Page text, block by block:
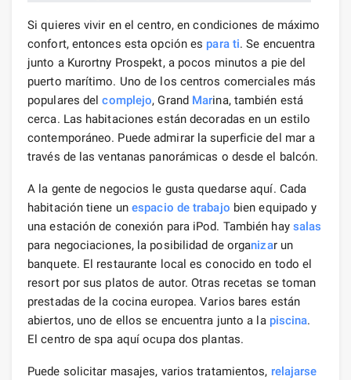
Si quieres vivir en el centro, en condiciones de máximo
confort, entonces esta opción es para ti. Se encuentra
junto a Kurortny Prospekt, a pocos minutos a pie del
puerto marítimo. Uno de los centros comerciales más
populares delcomplejo, Grand Marina, también está
cerca. Las habitaciones están decoradas en un estilo
contemporáneo. Puede admirar la superficie del mar a
través de las ventanas panorámicas o desde el balcón.
A la gente de negocios le gusta quedarse aquí. Cada
habitación tiene un espacio de trabajo bien equipado y
una estación de conexión para iPod. También hay salas
para negociaciones, la posibilidad de organizar un
banquete. El restaurante local es conocido en todo el
resort por sus platos de autor. Otras recetas se toman
prestadas de la cocina europea. Varios bares están
abiertos, uno de ellos se encuentra junto a la piscina.
El centro de spa aquí ocupa dos plantas.
Puede solicitar masajes, varios tratamientos, relajarse